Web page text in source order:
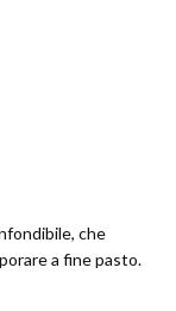
che
a fine pasto.